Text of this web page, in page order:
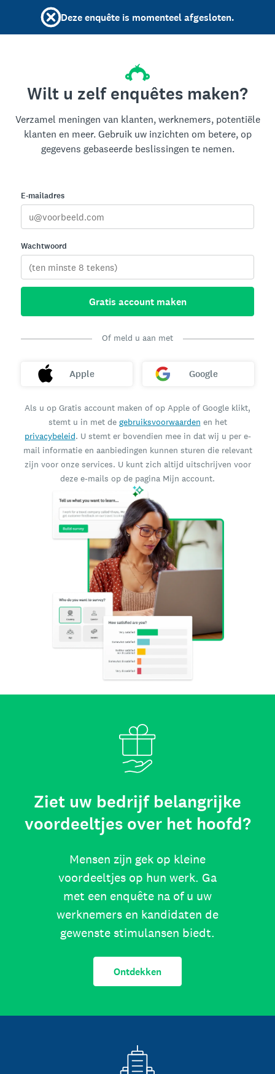
Deze enquête is momenteel afgesloten.
Wilt u zelf enquêtes maken?
Verzamel meningen van klanten, werknemers, potentiële
klanten en meer. Gebruik uw inzichten om betere, op
gegevens gebaseerde beslissingen te nemen.
E-mailadres
Wachtwoord
Gratis account maken
Of meld u aan met
Apple Google
Als u op Gratis account maken of op Apple of Google klikt,
stemt u in met de gebruiksvoorwaarden en het
privacybeleid. U stemt er bovendien mee in dat wij u per e-
mail informatie en aanbiedingen kunnen sturen die relevant
zijn voor onze services. U kunt zich altijd uitschrijven voor
deze e-mails op de pagina Mijn account.
Ziet uw bedrijf belangrijke
voordeeltjes over het hoofd?
Mensen zijn gek op kleine
voordeeltjes op hun werk. Ga
met een enquête na of u uw
werknemers en kandidaten de
gewenste stimulansen biedt.
Ontdekken